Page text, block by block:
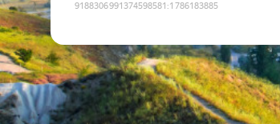
9188306991374598581 :1786183885